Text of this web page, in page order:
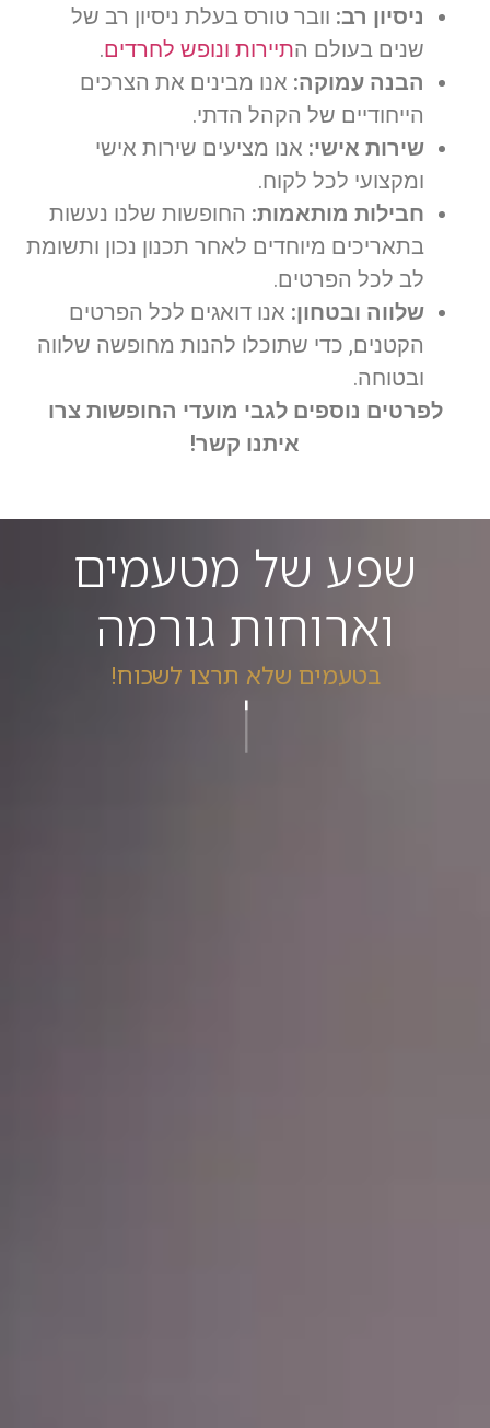
ניסיון רב: וובר טורס בעלת ניסיון רב של
שנים בעולם התיירות ונופש לחרדים.
הבנה עמוקה: אנו מבינים את הצרכים
הייחודיים של הקהל הדתי.
שירות אישי: אנו מציעים שירות אישי
ומקצועי לכל לקוח.
חבילות מותאמות: החופשות שלנו נעשות
בתאריכים מיוחדים לאחר תכנון נכון ותשומת
לב לכל הפרטים.
שלווה ובטחון: אנו דואגים לכל הפרטים
הקטנים, כדי שתוכלו להנות מחופשה שלווה
ובטוחה.
לפרטים נוספים לגבי מועדי החופשות צרו
איתנו קשר!
שפע של מטעמים
וארוחות גורמה
בטעמים שלא תרצו לשכוח!